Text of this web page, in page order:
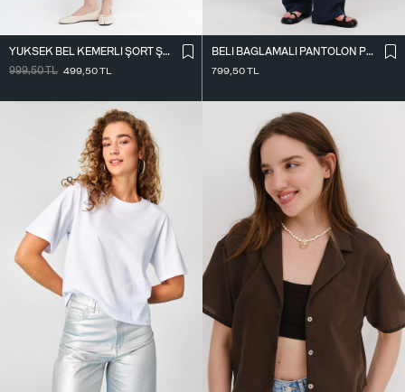
YÜKSEK BEL KEMERLI ŞORT Ş02336
999,50TL 499,50TL
BELI BAĞLAMALI PANTOLON PN17449
799,50TL